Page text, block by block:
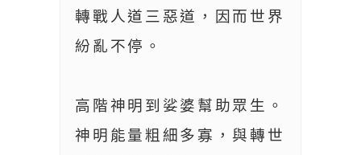
轉戰人道三惡道，因而世界
紛亂不停。
高階神明到娑婆幫助眾生。
神明能量粗細多寡，與轉世